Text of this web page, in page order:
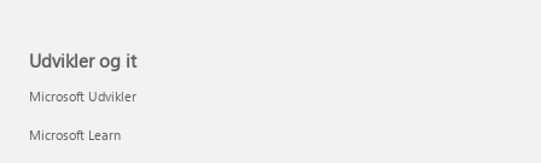
Udvikler og it
Microsoft Udvikler
Microsoft Learn